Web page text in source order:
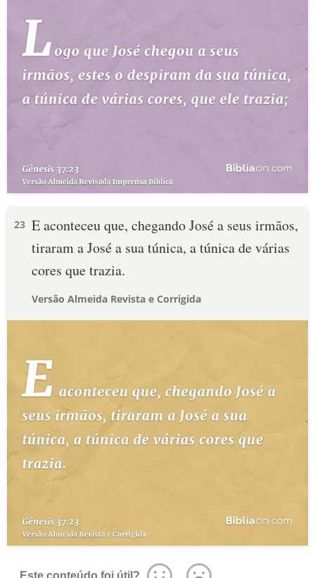
23 E aconteceu que, chegando José a seus irmãos,
tiraram a José a sua túnica, a túnica de várias
cores que trazia.
Versão Almeida Revista e Corrigida
Este conteúdo foi útil?